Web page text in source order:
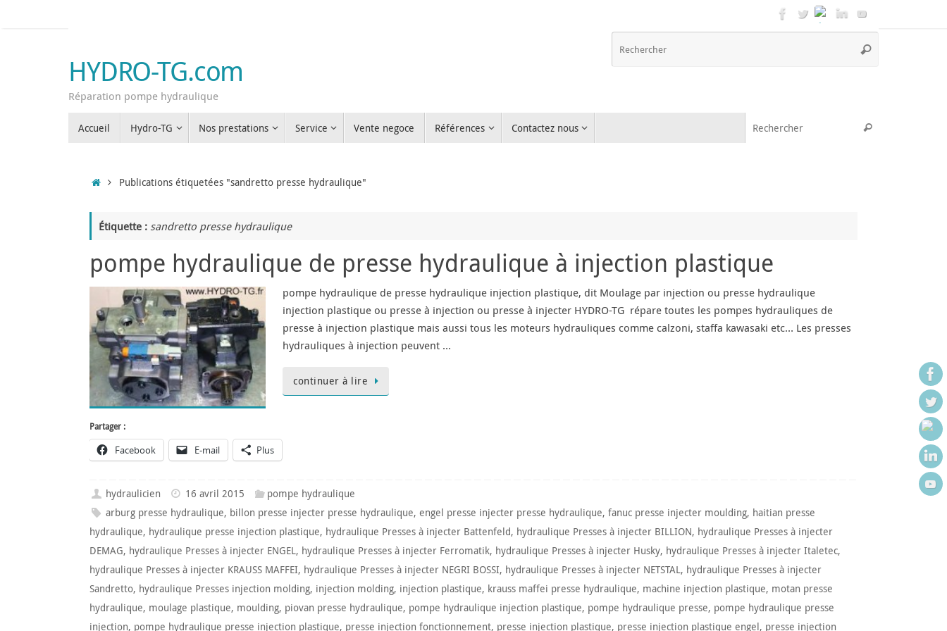
HYDRO-TG.com
Réparation pompe hydraulique
Rechercher
Accueil Hydro-TG Nos prestations Service Vente negoce Références Contactez nous Rechercher
AccueilPublications étiquetées "sandretto presse hydraulique"
Étiquette : sandretto presse hydraulique
pompe hydraulique de presse hydraulique à injection plastique
pompe hydraulique de presse hydraulique injection plastique, dit Moulage par injection ou presse hydraulique
injection plastique ou presse à injection ou presse à injecter HYDRO-TG répare toutes les pompes hydrauliques de
presse à injection plastique mais aussi tous les moteurs hydrauliques comme calzoni, staffa kawasaki etc… Les presses
hydrauliques à injection peuvent …
continuer à lire
Partager :
Facebook E-mail Plus
hydraulicien 16 avril 2015
pompe hydraulique
arburg presse hydraulique, billon presse injecter presse hydraulique,engel presse injecter presse hydraulique,fanuc presse injecter moulding, haitian presse
hydraulique, hydraulique presse injection plastique, hydraulique Presses à injecter Battenfeld, hydraulique Presses à injecter BILLION, hydraulique Presses à injecter
DEMAG, hydraulique Presses à injecter ENGEL, hydraulique Presses à injecter Ferromatik, hydraulique Presses à injecter Husky, hydraulique Presses à injecter Italetec,
hydraulique Presses à injecter KRAUSS MAFFEI, hydraulique Presses à injecter NEGRI BOSSI, hydraulique Presses à injecter NETSTAL, hydraulique Presses à injecter
Sandretto, hydraulique Presses injection molding, injection molding, injection plastique, krauss maffei presse hydraulique, machine injection plastique, motan presse
hydraulique, moulage plastique, moulding, piovan presse hydraulique, pompe hydraulique injection plastique, pompe hydraulique presse, pompe hydraulique presse
injection, pompe hydraulique presse injection plastique, presse injection fonctionnement, presse injection plastique, presse injection plastique engel, presse injection